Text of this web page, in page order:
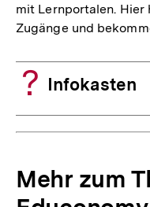
mit Lernportalen. Hier
Zugänge und
Infokasten
Mehr zum